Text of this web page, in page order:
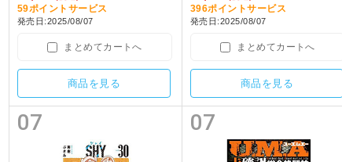
59ポイントサービス
発売日:2025/08/07
まとめてカートへ
商品を見る
396ポイントサービス
発売日:2025/08/07
まとめてカートへ
商品を見る
07 07